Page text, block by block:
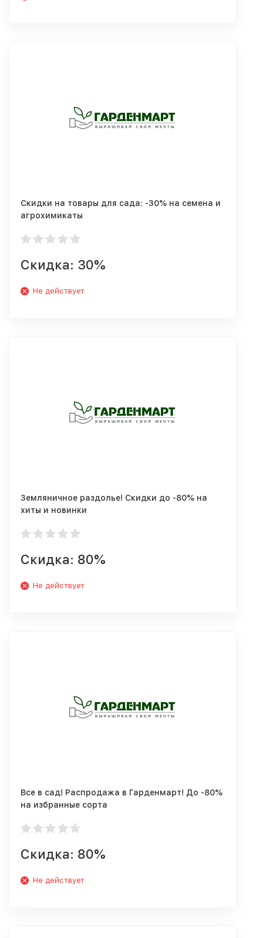
Скидки на товары для сада: -30% на семена и
агрохимикаты
Скидка: 30%
Не действует
Земляничное раздолье! Скидки до -80% на
хиты и новинки
Скидка: 80%
Не действует
Все в сад! Распродажа в Гарденмарт! До -80%
на избранные сорта
Скидка: 80%
Не действует